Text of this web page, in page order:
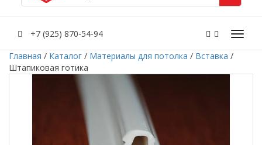
+7 (925) 870-54-94
Главная / Каталог / Материалы для потолка / Вставка /
Штапиковая готика